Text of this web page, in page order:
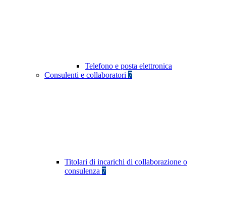
Telefono e posta elettronica
Consulenti e collaboratori 7
Titolari di incarichi di collaborazione o
consulenza 7